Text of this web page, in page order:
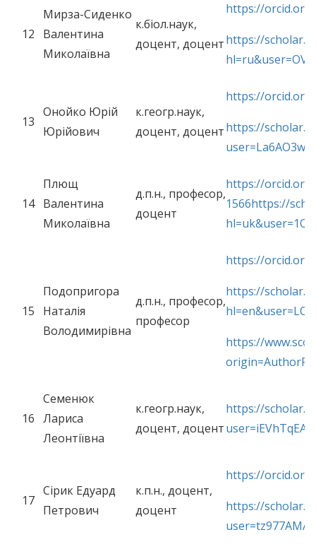
12
Мирза-Сиденко
Валентина
Миколаївна
к.біол.наук,
доцент, доцент
https://
https://
13
Онойко Юрій
Юрійович
к.геогр.наук,
доцент, доцент
https://
https://
14
Плющ
Валентина
Миколаївна
д.п.н., професор,
доцент
https://
1566https://
15
Подопригора
Наталія
Володимирівна
д.п.н., професор,
професор
https://
https://
https://
16
Семенюк
Лариса
Леонтіївна
к.геогр.наук,
доцент, доцент
https://
17
Сірик Едуард
Петрович
к.п.н., доцент,
доцент
https://
https://